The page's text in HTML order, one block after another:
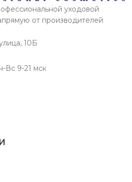
уходовой
от производителей
10Б
Вс 9-21 мск